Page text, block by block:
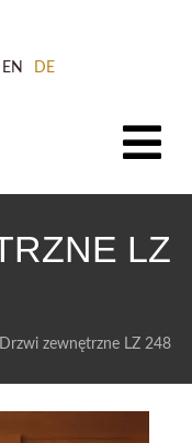
EN DE
LZ
Drzwi zewnętrzne LZ 248